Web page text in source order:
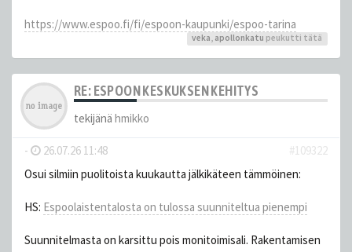
https://www.espoo.fi/fi/espoon-kaupunki/espoo-tarina
veka, apollonkatu peukutti tätä
RE: ESPOON KESKUKSEN KEHITYS
tekijänä hmikko
- 26.07.26 11:48
#109322
Osui silmiin puolitoista kuukautta jälkikäteen tämmöinen:
HS: Espoolaistentalosta on tulossa suunniteltua pienempi
Suunnitelmasta on karsittu pois monitoimisali. Rakentamisen